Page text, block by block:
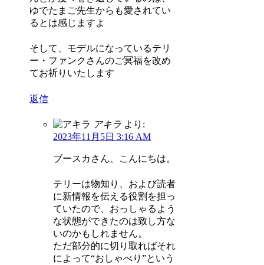
ゆでたまご先生からも愛されてい
るとは感じますよ
そして、モデルになっているテリ
ー・ファンクさんのご冥福を改め
てお祈りいたします
返信
アキラ より:
2023年11月5日 3:16 AM
ブースカさん、こんにちは。
テリーは物知り、および読者
に新情報を伝える役割を担っ
ていたので、おっしゃるよう
な状態ができたのは致し方な
いのかもしれません。
ただ部分的に切り取ればそれ
によって“おしゃべり”という